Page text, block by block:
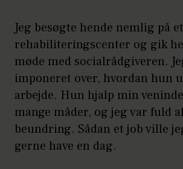
Jeg besøgte hende nemlig på et
rehabiliteringscenter og gik
møde med socialrådgiveren.
imponeret over, hvordan hun
arbejde. Hun hjalp min
mange måder, og jeg var fuld
beundring. Sådan et job ville
gerne have en dag.